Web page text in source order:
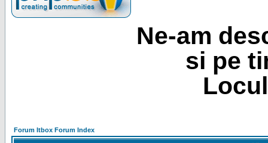
Ne-am
si pe
Forum Itbox Forum Index